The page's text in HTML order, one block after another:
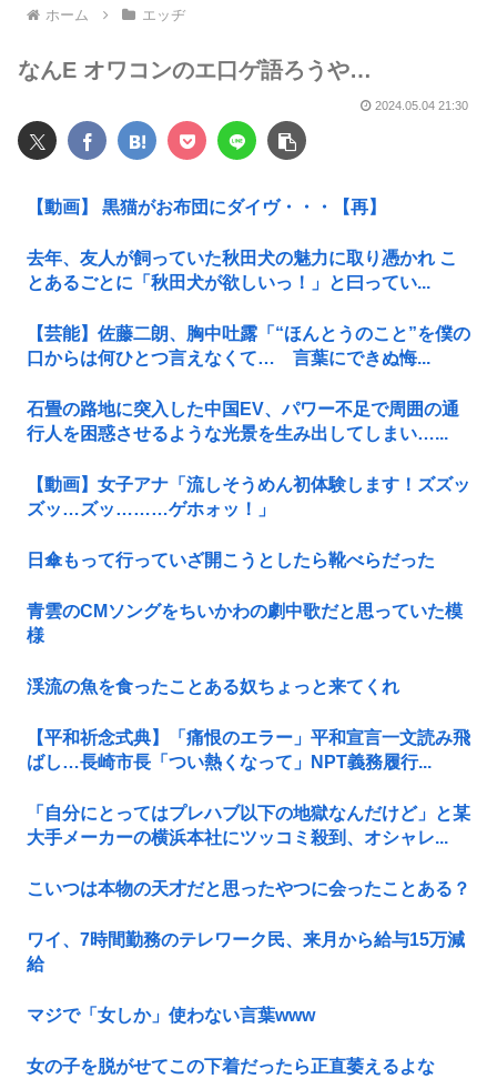
ホーム エッヂ
なんE オワコンのエ口ゲ語ろうや…
2024.05.04 21:30
【動画】 黒猫がお布団にダイヴ・・・【再】
去年、友人が飼っていた秋田犬の魅力に取り憑かれ こ
とあるごとに「秋田犬が欲しいっ！」と曰ってい...
【芸能】佐藤二朗、胸中吐露「“ほんとうのこと”を僕の
口からは何ひとつ言えなくて… 言葉にできぬ悔...
石畳の路地に突入した中国EV、パワー不足で周囲の通
行人を困惑させるような光景を生み出してしまい…...
【動画】女子アナ「流しそうめん初体験します！ズズッ
ズッ…ズッ………ゲホォッ！」
日傘もって行っていざ開こうとしたら靴べらだった
青雲のCMソングをちいかわの劇中歌だと思っていた模
様
渓流の魚を食ったことある奴ちょっと来てくれ
【平和祈念式典】「痛恨のエラー」平和宣言一文読み飛
ばし…長崎市長「つい熱くなって」NPT義務履行...
「自分にとってはプレハブ以下の地獄なんだけど」と某
大手メーカーの横浜本社にツッコミ殺到、オシャレ...
こいつは本物の天才だと思ったやつに会ったことある？
ワイ、7時間勤務のテレワーク民、来月から給与15万減
給
マジで「女しか」使わない言葉www
女の子を脱がせてこの下着だったら正直萎えるよな